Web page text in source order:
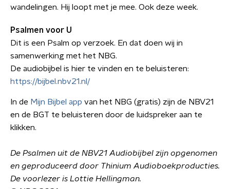
wandelingen. Hij loopt met je mee. Ook deze week.
Psalmen voor U
Dit is een Psalm op verzoek. En dat doen wij in
samenwerking met het NBG.
De audiobijbel is hier te vinden en te beluisteren:
https://bijbel.nbv21.nl/
In de Mijn Bijbel app van het NBG (gratis) zijn de NBV21
en de BGT te beluisteren door de luidspreker aan te
klikken.
De Psalmen uit de NBV21 Audiobijbel zijn opgenomen
en geproduceerd door Thinium Audioboekproducties.
De voorlezer is Lottie Hellingman.